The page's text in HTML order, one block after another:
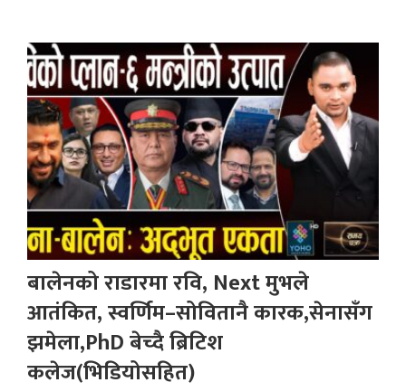
बालेनको राडारमा रवि, Next मुभले
आतंकित, स्वर्णिम–सोवितानै कारक,सेनासँग
झमेला,PhD बेच्दै ब्रिटिश
कलेज(भिडियोसहित)